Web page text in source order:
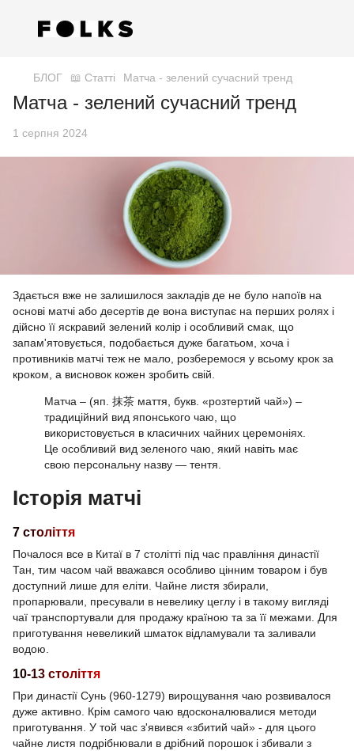
БЛОГ 📖 Статті Матча - зелений сучасний тренд
Матча - зелений сучасний тренд
1 серпня 2024
Здається вже не залишилося закладів де не було напоїв на
основі матчі або десертів де вона виступає на перших ролях і
дійсно її яскравий зелений колір і особливий смак, що
запам'ятовується, подобається дуже багатьом, хоча і
противників матчі теж не мало, розберемося у всьому крок за
кроком, а висновок кожен зробить свій.
Матча – (яп. 抹茶 маття, букв. «розтертий чай») –
традиційний вид японського чаю, що
використовується в класичних чайних церемоніях.
Це особливий вид зеленого чаю, який навіть має
свою персональну назву — тентя.
Історія матчі
7 століття
Почалося все в Китаї в 7 столітті під час правління династії
Тан, тим часом чай вважався особливо цінним товаром і був
доступний лише для еліти. Чайне листя збирали,
пропарювали, пресували в невелику цеглу і в такому вигляді
чаї транспортували для продажу країною та за її межами. Для
приготування невеликий шматок відламували та заливали
водою.
10-13 століття
При династії Сунь (960-1279) вирощування чаю розвивалося
дуже активно. Крім самого чаю вдосконалювалися методи
приготування. У той час з'явився «збитий чай» - для цього
чайне листя подрібнювали в дрібний порошок і збивали з